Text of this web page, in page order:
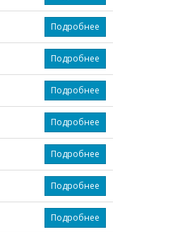
Подробнее
Подробнее
Подробнее
Подробнее
Подробнее
Подробнее
Подробнее